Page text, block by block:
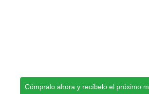
Cómpralo ahora y recíbelo el próximo